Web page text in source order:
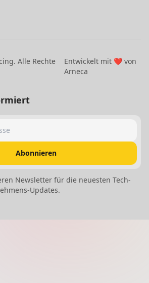
Alle Rechte
Entwickelt mit ❤️ von
Arneca
Abonnieren
Newsletter für die neuesten Tech-
Updates.